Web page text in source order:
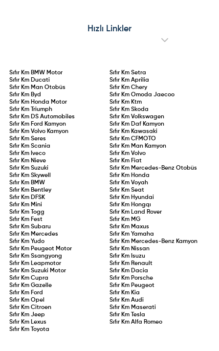
Amarok’un, madencilik, filolar ve
çevreci pikap tutkunları için küresel
pratikliği bir arada arayan
sürücülere hitap ediyor.
Hızlı Linkler
Sıfır Km BMW Motor Sıfır Km Setra
Sıfır Km Ducati Sıfır Km Aprilia
Sıfır Km Man Otobüs Sıfır Km Chery
Sıfır Km Byd Sıfır Km Omoda Jaecoo
Sıfır Km Honda Motor Sıfır Km Ktm
Sıfır Km
Triumph Sıfır Km Skoda
Sıfır Km DS Automobiles Sıfır Km Volkswagen
Sıfır Km Ford Kamyon Sıfır Km Daf Kamyon
Sıfır KmVolvo Kamyon Sıfır Km Kawasaki
Sıfır KmSeres Sıfır Km CFMOTO
Sıfır KmScania Sıfır Km Man Kamyon
Sıfır Km Iveco Sıfır Km Volvo
Sıfır Km Nieve Sıfır Km Fiat
Sıfır KmSuzuki Sıfır Km Mercedes-Benz Otobüs
Sıfır KmSkywell Sıfır Km Honda
Sıfır Km BMW Sıfır Km Voyah
Sıfır Km Bentley Sıfır Km Seat
Sıfır Km DFSK Sıfır Km Hyundai
Sıfır Km Mini Sıfır Km Hongqı
Sıfır Km
Togg Sıfır Km Land Rover
Sıfır Km Fest Sıfır Km MG
Sıfır KmSubaru Sıfır Km Maxus
Sıfır Km Mercedes Sıfır Km Yamaha
Sıfır Km Yudo Sıfır Km Mercedes-Benz Kamyon
Sıfır Km Peugeot Motor Sıfır Km Nissan
Sıfır KmSsangyong Sıfır Km Isuzu
Sıfır Km Leapmotor Sıfır Km Renault
Sıfır KmSuzuki Motor Sıfır Km Dacia
Sıfır KmCupra Sıfır Km Porsche
Sıfır KmGazelle Sıfır Km Peugeot
Sıfır Km Ford Sıfır Km Kia
Sıfır KmOpel Sıfır Km Audi
Sıfır KmCitroen Sıfır Km Maserati
Sıfır KmJeep Sıfır Km
Tesla
Sıfır Km Lexus Sıfır Km Alfa Romeo
Sıfır Km
Toyota